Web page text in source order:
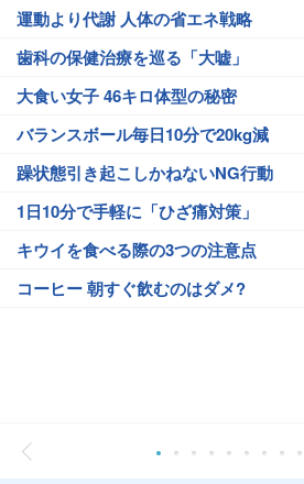
運動より代謝 人体の省エネ戦略
歯科の保健治療を巡る「大嘘」
大食い女子 46キロ体型の秘密
バランスボール毎日10分で20kg減
躁状態引き起こしかねないNG行動
1日10分で手軽に「ひざ痛対策」
キウイを食べる際の3つの注意点
コーヒー 朝すぐ飲むのはダメ?